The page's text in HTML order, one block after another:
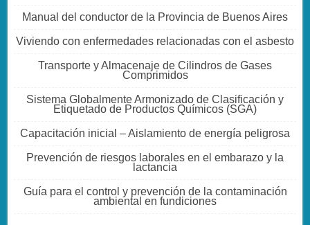
Manual del conductor de la Provincia de Buenos Aires
Viviendo con enfermedades relacionadas con el asbesto
Transporte y Almacenaje de Cilindros de Gases
Comprimidos
Sistema Globalmente Armonizado de Clasificación y
Etiquetado de Productos Químicos (SGA)
Capacitación inicial – Aislamiento de energía peligrosa
Prevención de riesgos laborales en el embarazo y la
lactancia
Guía para el control y prevención de la contaminación
ambiental en fundiciones